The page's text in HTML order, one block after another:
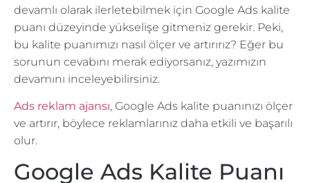
devamlı olarak ilerletebilmek için Google Ads kalite
puanı düzeyinde yükselişe gitmeniz gerekir. Peki,
bu kalite puanımızı nasıl ölçer ve artırırız? Eğer bu
sorunun cevabını merak ediyorsanız, yazımızın
devamını inceleyebilirsiniz.
Ads reklam ajansı, Google Ads kalite puanınızı ölçer
ve artırır, böylece reklamlarınız daha etkili ve başarılı
olur.
Google Ads Kalite Puanı